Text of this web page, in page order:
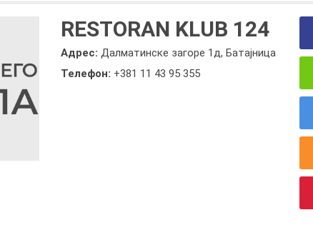
RESTORAN KLUB 124
Адрес:Далматинске загоре 1д, Батајница
Телефон: +381 11 43 95 355